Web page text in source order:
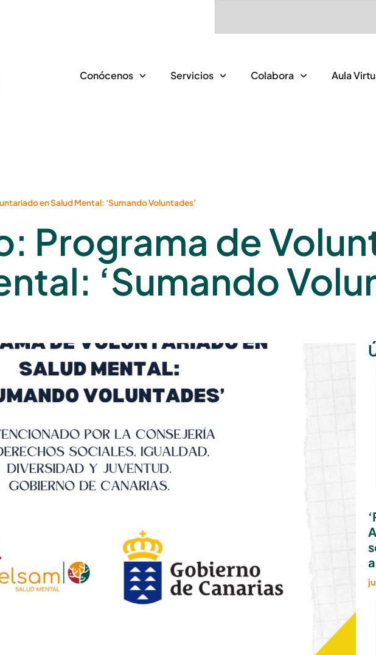
Conócenos Servicios Colabora Aula
en Salud Mental: ‘Sumando Voluntades’
Programa de
‘Sumando